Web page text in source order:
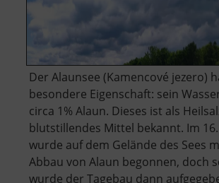
Der Alaunsee (Kamencové jezero)
besondere Eigenschaft: sein
circa 1% Alaun. Dieses ist als
blutstillendes Mittel bekannt. Im
wurde auf dem Gelände des Sees
Abbau von Alaun begonnen, doch
wurde der Tagebau dann